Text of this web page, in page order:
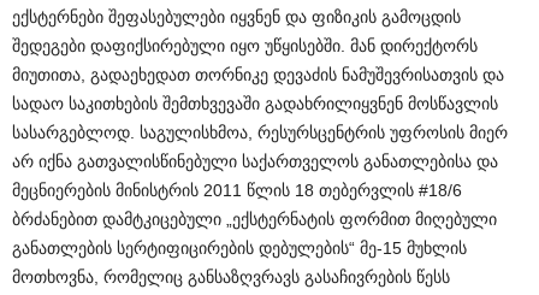
ექსტერნები შეფასებულები იყვნენ და ფიზიკის გამოცდის
შედეგები დაფიქსირებული იყო უწყისებში. მან დირექტორს
მიუთითა, გადაეხედათ თორნიკე დევაძის ნამუშევრისათვის და
სადაო საკითხების შემთხვევაში გადახრილიყვნენ მოსწავლის
სასარგებლოდ. საგულისხმოა, რესურსცენტრის უფროსის მიერ
არ იქნა გათვალისწინებული საქართველოს განათლებისა და
მეცნიერების მინისტრის 2011 წლის 18 თებერვლის #18/6
ბრძანებით დამტკიცებული „ექსტერნატის ფორმით მიღებული
განათლების სერტიფიცირების დებულების“ მე-15 მუხლის
მოთხოვნა, რომელიც განსაზღვრავს გასაჩივრების წესს